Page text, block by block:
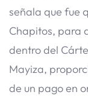
señala que fue
Chapitos, para
dentro del
Mayiza,
de un pago en